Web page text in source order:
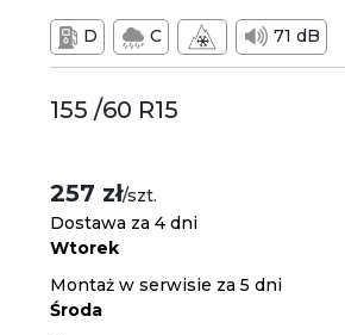
D C 71 dB
155 /60 R15
257 zł/szt.
Dostawa za 4 dni
Wtorek
Montaż w serwisie za 5 dni
Środa